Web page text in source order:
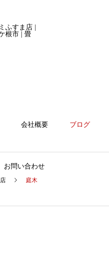
会社概要 ブログ
お問い合わせ
庭木